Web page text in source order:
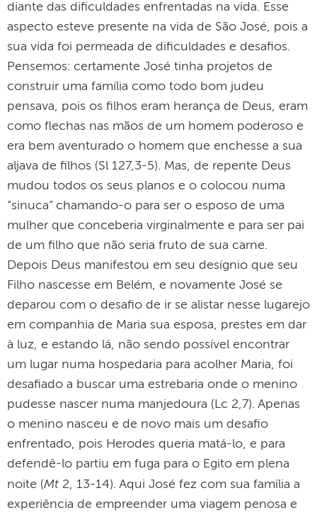
diante das dificuldades enfrentadas na vida. Esse
aspecto esteve presente na vida de São José, pois a
sua vida foi permeada de dificuldades e desafios.
Pensemos: certamente José tinha projetos de
construir uma família como todo bom judeu
pensava, pois os filhos eram herança de Deus, eram
como flechas nas mãos de um homem poderoso e
era bem aventurado o homem que enchesse a sua
aljava de filhos (Sl 127,3-5). Mas, de repente Deus
mudou todos os seus planos e o colocou numa
“sinuca” chamando-o para ser o esposo de uma
mulher que conceberia virginalmente e para ser pai
de um filho que não seria fruto de sua carne.
Depois Deus manifestou em seu desígnio que seu
Filho nascesse em Belém, e novamente José se
deparou com o desafio de ir se alistar nesse lugarejo
em companhia de Maria sua esposa, prestes em dar
à luz, e estando lá, não sendo possível encontrar
um lugar numa hospedaria para acolher Maria, foi
desafiado a buscar uma estrebaria onde o menino
pudesse nascer numa manjedoura (Lc 2,7). Apenas
o menino nasceu e de novo mais um desafio
enfrentado, pois Herodes queria matá-lo, e para
defendê-lo partiu em fuga para o Egito em plena
noite (Mt 2, 13-14). Aqui José fez com sua família a
experiência de empreender uma viagem penosa e